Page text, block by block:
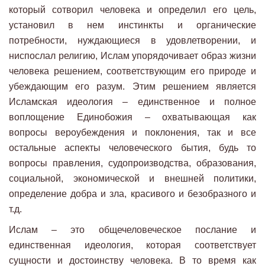
который сотворил человека и определил его цель,
установил в нем инстинкты и органические
потребности, нуждающиеся в удовлетворении, и
ниспослал религию, Ислам упорядочивает образ жизни
человека решением, соответствующим его природе и
убеждающим его разум. Этим решением является
Исламская идеология – единственное и полное
воплощение Единобожия – охватывающая как
вопросы вероубеждения и поклонения, так и все
остальные аспекты человеческого бытия, будь то
вопросы правления, судопроизводства, образования,
социальной, экономической и внешней политики,
определение добра и зла, красивого и безобразного и
т.д.
Ислам – это общечеловеческое послание и
единственная идеология, которая соответствует
сущности и достоинству человека. В то время как